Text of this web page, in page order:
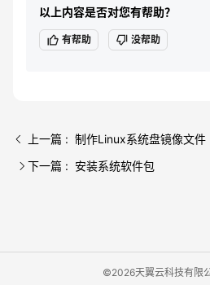
以上内容是否对您有帮助？
有帮助 没帮助
上一篇 : 制作Linux系统盘镜像文件
下一篇 : 安装系统软件包
©2026天翼云科技有限